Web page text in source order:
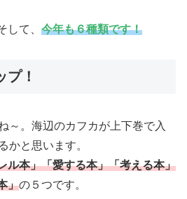
て、 今年も６種類です！
プ！
～。海辺のカフカが上下巻で入
かと思います。
ル本」「愛する本」「考える本」
」の５つです。